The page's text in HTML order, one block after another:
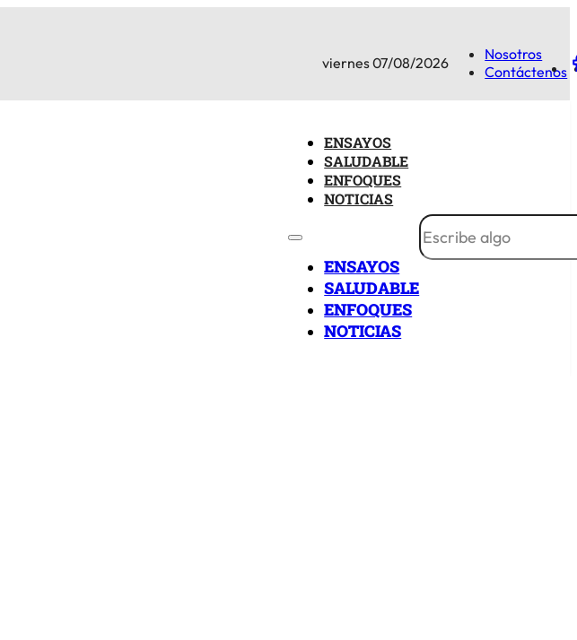
viernes 07/08/2026
Nosotros
Contáctenos
ENSAYOS
SALUDABLE
ENFOQUES
NOTICIAS
ENSAYOS
SALUDABLE
ENFOQUES
NOTICIAS